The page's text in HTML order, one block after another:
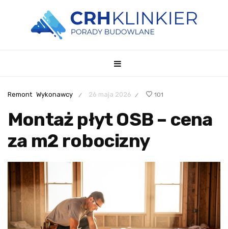
Remont Wykonawcy / 26 maja 2026 / 101
Montaż płyt OSB – cena
za m2 robocizny